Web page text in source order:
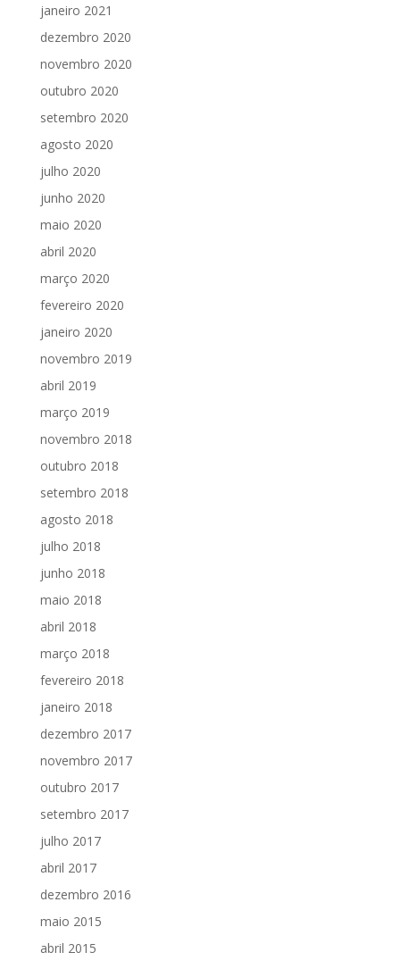
janeiro 2021
dezembro 2020
novembro 2020
outubro 2020
setembro 2020
agosto 2020
julho 2020
junho 2020
maio 2020
abril 2020
março 2020
fevereiro 2020
janeiro 2020
novembro 2019
abril 2019
março 2019
novembro 2018
outubro 2018
setembro 2018
agosto 2018
julho 2018
junho 2018
maio 2018
abril 2018
março 2018
fevereiro 2018
janeiro 2018
dezembro 2017
novembro 2017
outubro 2017
setembro 2017
julho 2017
abril 2017
dezembro 2016
maio 2015
abril 2015